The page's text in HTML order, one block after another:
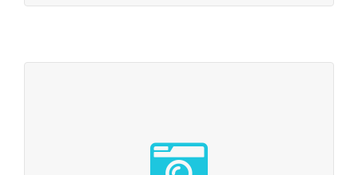
Photo album